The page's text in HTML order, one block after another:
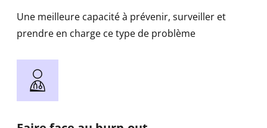
Une meilleure capacité à prévenir, surveiller et
prendre en charge ce type de problème